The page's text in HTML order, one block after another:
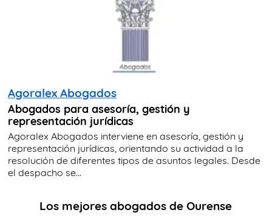
Agoralex Abogados
Abogados para asesoría, gestión y
representación jurídicas
Agoralex Abogados interviene en asesoría, gestión y
representación jurídicas, orientando su actividad a la
resolución de diferentes tipos de asuntos legales. Desde
el despacho se...
Los mejores abogados de Ourense